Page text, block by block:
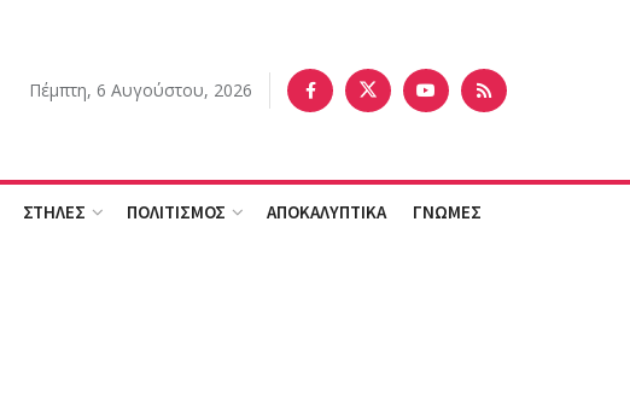
Πέμπτη, 6 Αυγούστου, 2026
ΣΤΗΛΕΣ ΠΟΛΙΤΙΣΜΟΣ ΑΠΟΚΑΛΥΠΤΙΚΑ ΓΝΩΜΕΣ